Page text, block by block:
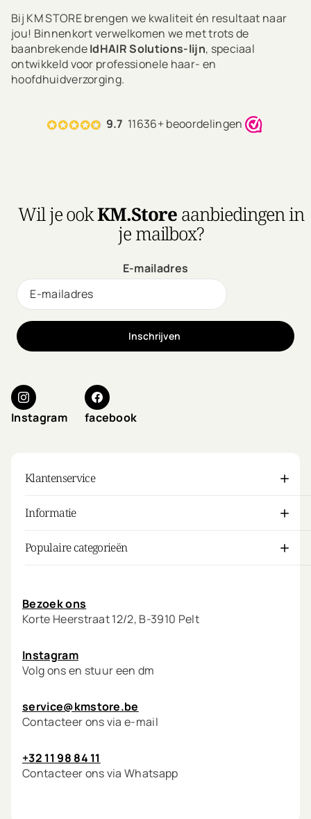
Bij KM STORE brengen we kwaliteit én resultaat naar
jou! Binnenkort verwelkomen we met trots de
baanbrekendeIdHAIR Solutions-lijn, speciaal
ontwikkeld voor professionele haar- en
hoofdhuidverzorging.
hoofdhuidproblemen zoals droogte, strak aanvoelend
9.7 11636+ beoordelingen
Wil je ookKM.Storeaanbiedingen in
je mailbox?
E-mailadres
Inschrijven
Instagram facebook
Klantenservice
Informatie
Populaire categorieën
Bezoek ons
Korte Heerstraat 12/2, B-3910 Pelt
Instagram
Volg ons en stuur een dm
service@kmstore.be
Contacteer ons via e-mail
+32 11 98 84 11
Contacteer ons via Whatsapp